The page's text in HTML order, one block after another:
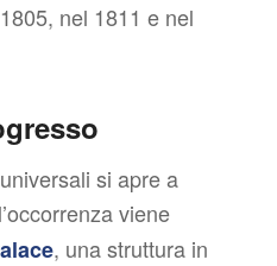
nel 1811 e nel
si apre a
viene
, una struttura in